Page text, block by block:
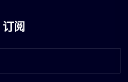
订阅